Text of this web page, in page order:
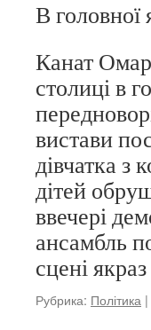
В головної
Канат
столиці в
вистави
дівчатка з
дітей
ввечері
ансамбль
сцені
Рубрика: Політика |